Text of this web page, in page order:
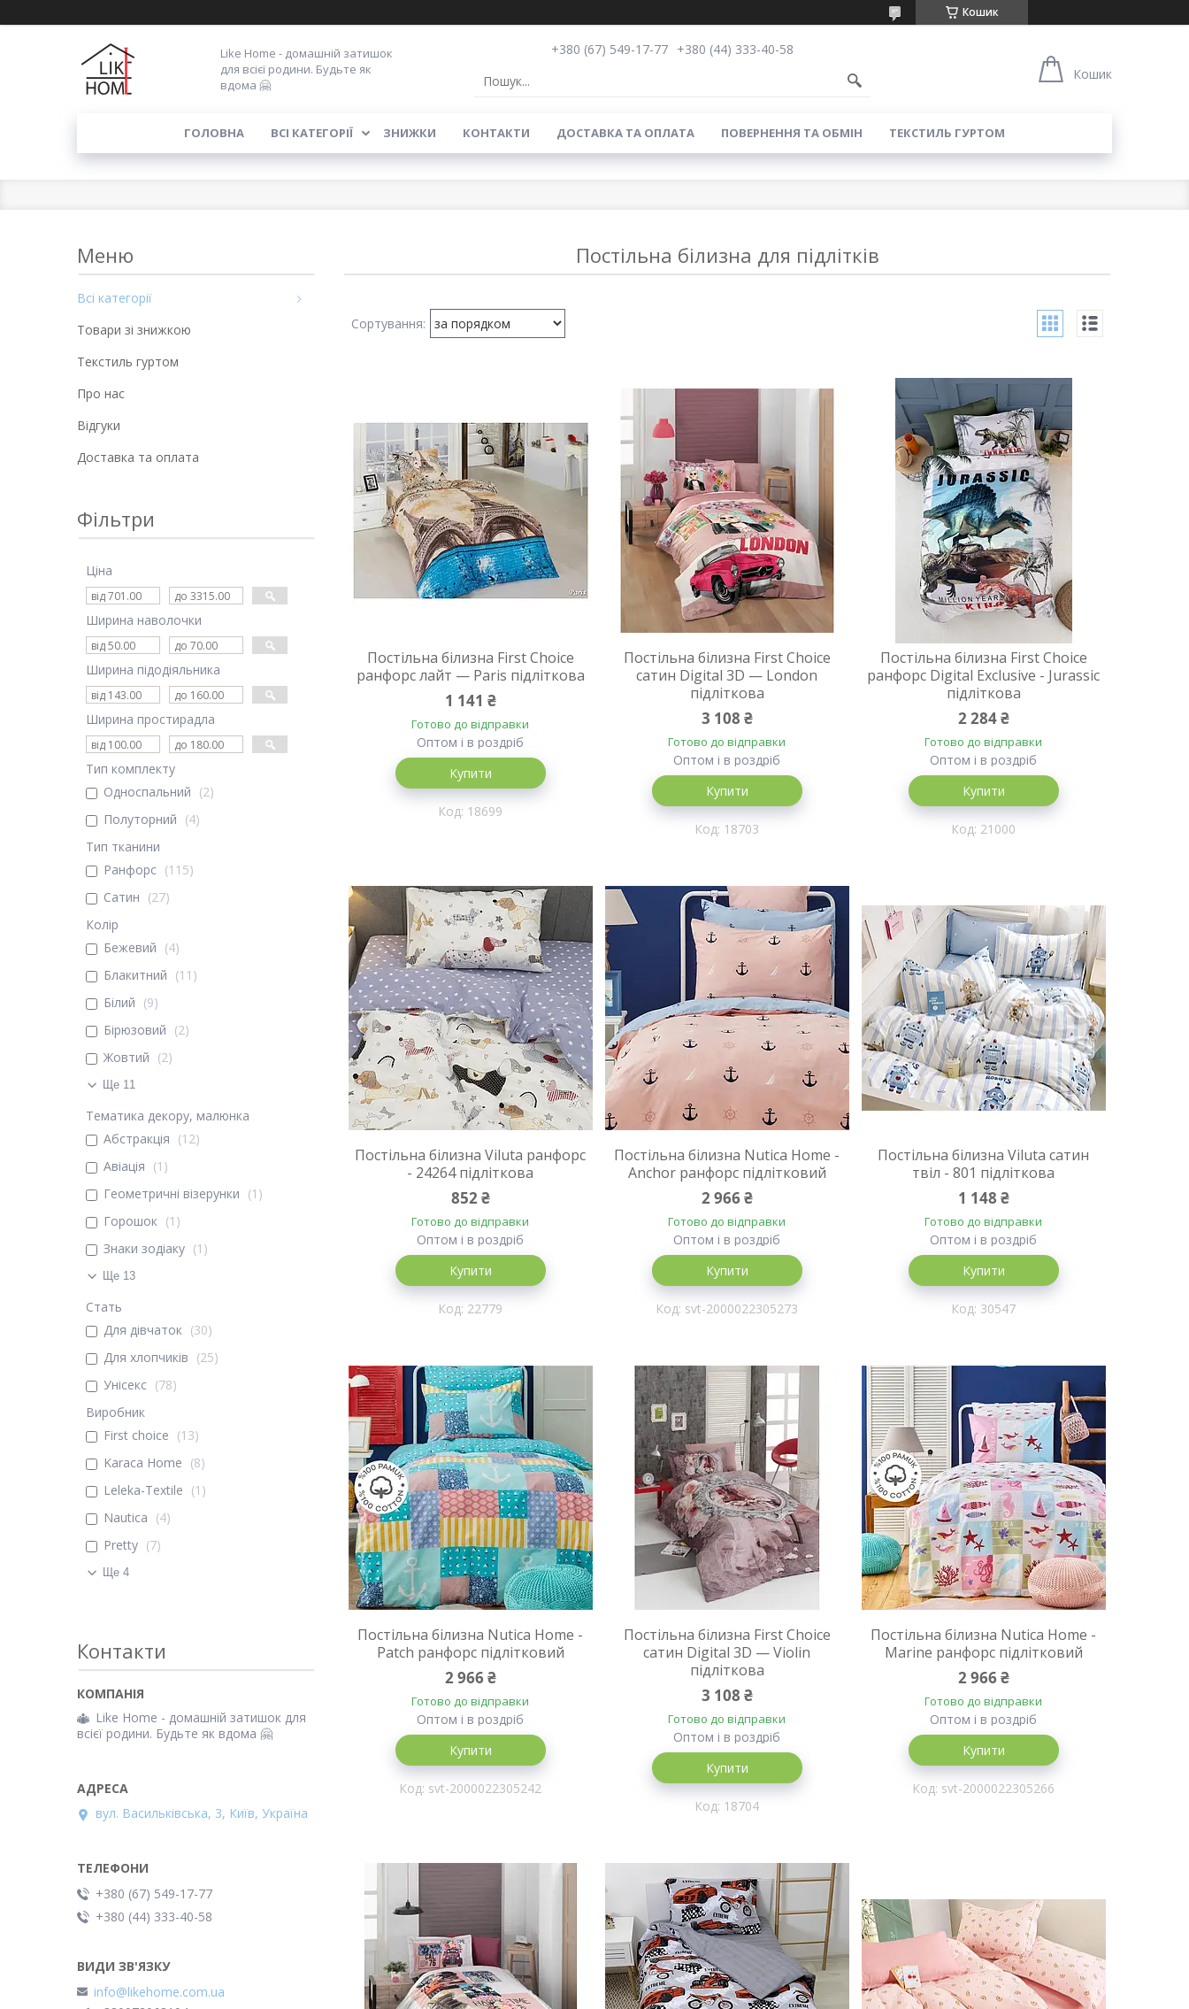
Кошик
Like Home - домашній затишок
для всієї родини. Будьте як
вдома 🤗
+380 (67) 549-17-77 +380 (44) 333-40-58
Кошик
ГОЛОВНА ВСІ КАТЕГОРІЇ ЗНИЖКИ КОНТАКТИ ДОСТАВКА ТА ОПЛАТА ПОВЕРНЕННЯ ТА ОБМІН ТЕКСТИЛЬ ГУРТОМ
Постільна білизна для підлітків
Постільна білизна First Choice
ранфорс лайт — Paris підліткова
1 141 ₴
Готово до відправки
Оптом і в роздріб
Купити
18699
Постільна білизна First Choice
сатин Digital 3D — London
підліткова
3 108 ₴
Готово до відправки
Оптом і в роздріб
Купити
18703
Постільна білизна First Choice
ранфорс Digital Exclusive - Jurassic
підліткова
2 284 ₴
Готово до відправки
Оптом і в роздріб
Купити
21000
Постільна білизна Viluta ранфорс
- 24264 підліткова
852 ₴
Готово до відправки
Оптом і в роздріб
Купити
22779
Постільна білизна Nutica Home -
Anchor ранфорс підлітковий
2 966 ₴
Готово до відправки
Оптом і в роздріб
Купити
svt-2000022305273
Постільна білизна Viluta сатин
твіл - 801 підліткова
1 148 ₴
Готово до відправки
Оптом і в роздріб
Купити
30547
Постільна білизна Nutica Home -
Patch ранфорс підлітковий
2 966 ₴
Готово до відправки
Оптом і в роздріб
Купити
svt-2000022305242
Постільна білизна First Choice
сатин Digital 3D — Violin
підліткова
3 108 ₴
Готово до відправки
Оптом і в роздріб
Купити
18704
Постільна білизна Nutica Home -
Marine ранфорс підлітковий
2 966 ₴
Готово до відправки
Оптом і в роздріб
Купити
svt-2000022305266
Всі категорії
Товари зі знижкою
Текстиль гуртом
Про нас
Відгуки
Доставка та оплата
Фільтри
Ціна
Ширина наволочки
Ширина підодіяльника
Ширина простирадла
Тип комплекту
Односпальний
2
Полуторний
4
Тип тканини
Ранфорс
115
Сатин
27
Колір
Бежевий
4
Блакитний
11
Білий
9
Бірюзовий
2
Жовтий
2
Ще 11
Тематика декору, малюнка
Абстракція
12
Авіація
1
Геометричні візерунки
1
Горошок
1
Знаки зодіаку
1
Ще 13
Стать
Для дівчаток
30
Для хлопчиків
25
Унісекс
78
Виробник
First choice
13
Karaca Home
8
Leleka-Textile
1
Nautica
4
Pretty
7
Ще 4
Контакти
Like Home - домашній затишок для
всієї родини. Будьте як вдома 🤗
вул. Васильківська, 3, Київ, Україна
+380 (67) 549-17-77
+380 (44) 333-40-58
info@likehome.com.ua